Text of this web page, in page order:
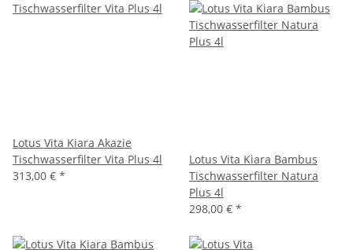
Lotus Vita Kiara Akazie
Tischwasserfilter Vita Plus 4l
313,00 € *
Lotus Vita Kiara Bambus
Tischwasserfilter Natura
Plus 4l
298,00 € *